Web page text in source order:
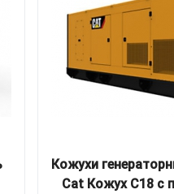
Кожухи
Cat Кожух C18 с